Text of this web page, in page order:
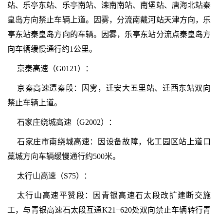
站、乐亭东站、乐亭南站、滦南南站、南堡站、唐海北站秦
皇岛方向禁止车辆上道。因雾，分流南戴河站天津方向，乐
亭东站秦皇岛方向的车辆。因雾，乐亭东站分流点秦皇岛方
向车辆缓慢通行约1公里。
京秦高速（G0121）：
京秦高速遭秦段：因雾，迁安大五里站、迁西东站双向
禁止车辆上道。
石家庄绕城高速（G2002）：
石家庄市南绕城高速：因设备故障，化工园区站上道口
藁城方向车辆缓慢通行约500米。
太行山高速（S75）：
太行山高速平赞段：因青银高速石太段改扩建断交施
工，与青银高速石太段互通K21+620处双向禁止车辆转行青